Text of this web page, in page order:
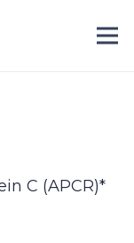
C (APCR)*